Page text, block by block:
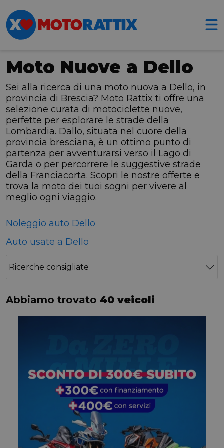
Moto Nuove a Dello
Sei alla ricerca di una moto nuova a Dello, in
provincia di Brescia? Moto Rattix ti offre una
selezione curata di motociclette nuove,
perfette per esplorare le strade della
Lombardia. Dallo, situata nel cuore della
provincia bresciana, è un ottimo punto di
partenza per avventurarsi verso il Lago di
Garda o per percorrere le suggestive strade
della Franciacorta. Scopri le nostre offerte e
trova la moto dei tuoi sogni per vivere al
meglio ogni viaggio.
Noleggio auto Dello
Auto usate a Dello
Ricerche consigliate
Abbiamo trovato 40 veicoli